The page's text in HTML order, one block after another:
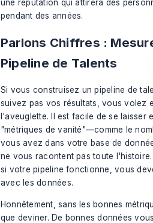
une réputation qui attirera des
pendant des années.
Parlons Chiffres :
Pipeline de Talents
Si vous construisez un pipeline de
suivez pas vos résultats, vous volez
l'aveuglette. Il est facile de se laisser
"métriques de vanité"—comme le
vous avez dans votre base de
ne vous racontent pas toute
si votre pipeline fonctionne, vous
avec les données.
Honnêtement, sans les bonnes
que deviner. De bonnes données